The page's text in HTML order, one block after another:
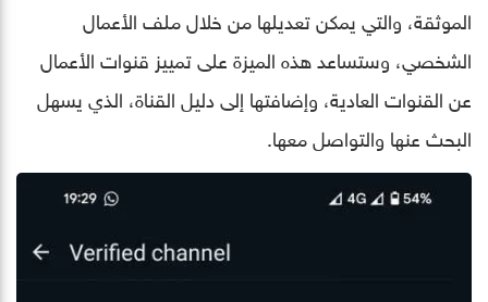
الموثقة، والتي يمكن تعديلها من خلال ملف الأعمال
الشخصي، وستساعد هذه الميزة على تمييز قنوات الأعمال
عن القنوات العادية، وإضافتها إلى دليل القناة، الذي يسهل
البحث عنها والتواصل معها.